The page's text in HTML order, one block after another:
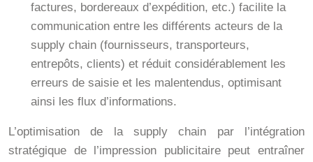
factures, bordereaux d’expédition, etc.) facilite la
communication entre les différents acteurs de la
supply chain (fournisseurs, transporteurs,
entrepôts, clients) et réduit considérablement les
erreurs de saisie et les malentendus, optimisant
ainsi les flux d’informations.
L’optimisation de la supply chain par l’intégration
stratégique de l’impression publicitaire peut entraîner